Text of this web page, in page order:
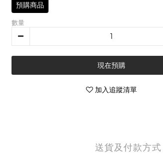
預購商品
數量
現在預購
加入追蹤清單
送貨及付款方式